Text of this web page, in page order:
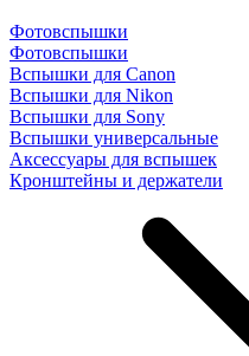
Фотовспышки
Фотовспышки
Вспышки для Canon
Вспышки для Nikon
Вспышки для Sony
Вспышки универсальные
Аксесcуары для вспышек
Кронштейны и держатели